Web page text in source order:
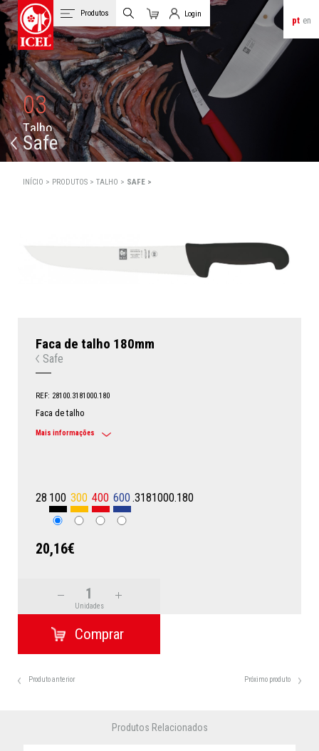
pt en
Produtos
Carrinho
Login
Login de Clientes
03
Talho
Safe
INÍCIO > PRODUTOS >TALHO > SAFE >
Faca de talho 180mm
Safe
REF: 28100.3181000.180
Faca de talho
Mais informações
28 100 300 400 600 .3181000.180
20,16€
Unidades
Produto anterior Próximo produto
Produtos Relacionados